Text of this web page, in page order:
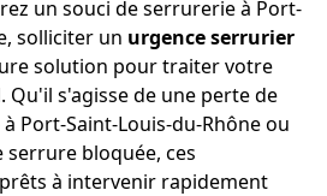
un souci de serrurerie à Port-
solliciter un urgence serrurier
solution pour traiter votre
s'agisse de une perte de
Port-Saint-Louis-du-Rhône ou
bloquée, ces
à intervenir rapidement